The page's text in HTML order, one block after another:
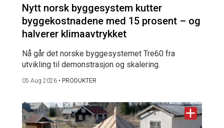
Nytt norsk byggesystem kutter
byggekostnadene med 15 prosent – og
halverer klimaavtrykket
Nå går det norske byggesystemet Tre60 fra
utvikling til demonstrasjon og skalering.
05 Aug 2026 • PRODUKTER